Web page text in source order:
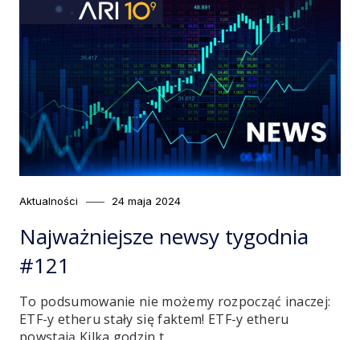
Category
Aktualności
Posted
24 maja 2024
Najważniejsze newsy tygodnia
#121
To podsumowanie nie możemy rozpocząć inaczej:
ETF-y etheru stały się faktem! ETF-y etheru